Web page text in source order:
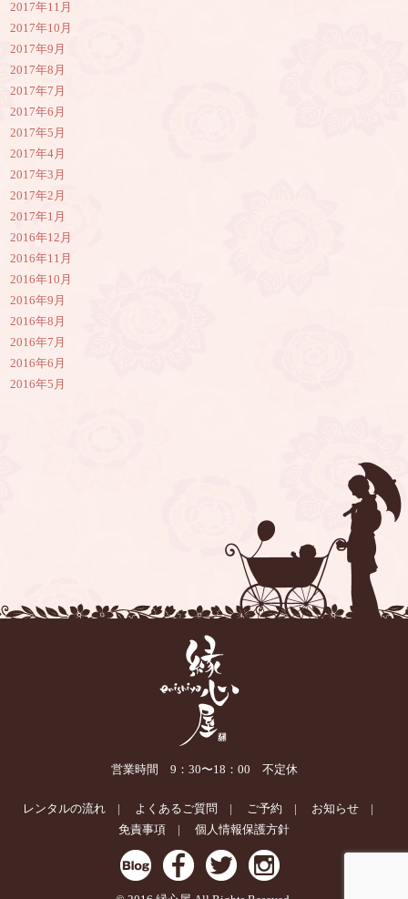
2017年11月
2017年10月
2017年9月
2017年8月
2017年7月
2017年6月
2017年5月
2017年4月
2017年3月
2017年2月
2017年1月
2016年12月
2016年11月
2016年10月
2016年9月
2016年8月
2016年7月
2016年6月
2016年5月
営業時間 9：30〜18：00 不定休
レンタルの流れ よくあるご質問 ご予約
お知らせ
免責事項
個人情報保護方針